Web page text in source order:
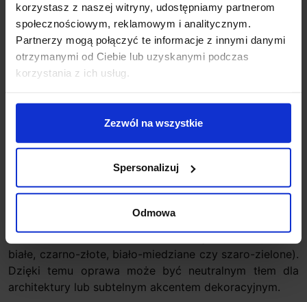
korzystasz z naszej witryny, udostępniamy partnerom
społecznościowym, reklamowym i analitycznym.
Partnerzy mogą połączyć te informacje z innymi danymi
otrzymanymi od Ciebie lub uzyskanymi podczas
korzystania z ich usług.
Zezwól na wszystkie
Spersonalizuj
Odmowa
Światło: ciepłe, szerokie i
uporządkowane
Seria pracuje w ciepłej barwie 3000K, a zastosowana
optykarozproszonazapewnia szeroki rozsył światła
przyjemną atmosferę, jednocześnie pozostając
estetycznie dyskretne.
Wykończenia i styl – mocny detal,
bez wizualnego ciężaru
CREW_2 oferuje zarówno wykończenia jednolite, jak i
efektowne dwukolorowe kombinacje (m.in. czarno-
białe, czarno-złote, biało-miedziane czy szaro-zielone).
Dzięki temu oprawa może być neutralnym tłem dla
architektury lub subtelnym akcentem dekoracyjnym.